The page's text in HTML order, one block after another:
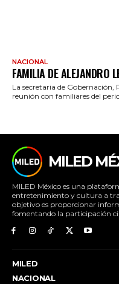
NACIONAL
FAMILIA DE ALEJANDRO
La secretaria de Gobernación,
reunión con familiares del
MILED
MILED México es una
entretenimiento y cultura a
objetivo es proporcionar
fomentando la participación
MILED
NACIONAL